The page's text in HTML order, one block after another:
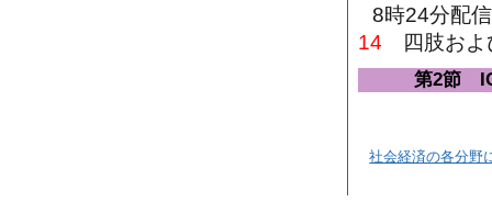
8時24分配
14 四肢およ
第2節
社会経済の各分